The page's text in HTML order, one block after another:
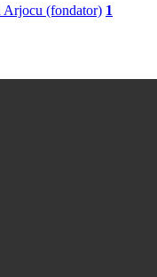
Arjocu (fondator) 1